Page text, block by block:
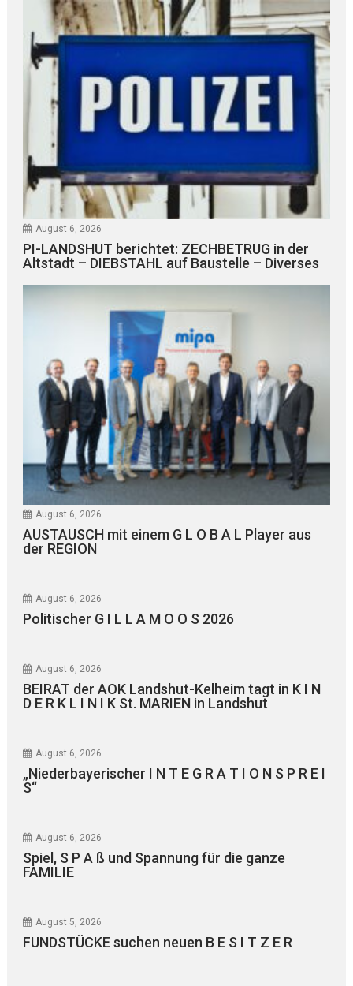
August 6, 2026
PI-LANDSHUT berichtet: ZECHBETRUG in der
Altstadt – DIEBSTAHL auf Baustelle – Diverses
August 6, 2026
AUSTAUSCH mit einem G L O B A L Player aus
der REGION
August 6, 2026
Politischer G I L L A M O O S 2026
August 6, 2026
BEIRAT der AOK Landshut-Kelheim tagt in K I N
D E R K L I N I K St. MARIEN in Landshut
August 6, 2026
„Niederbayerischer I N T E G R A T I O N S P R E I
S“
August 6, 2026
Spiel, S P A ß und Spannung für die ganze
FAMILIE
August 5, 2026
FUNDSTÜCKE suchen neuen B E S I T Z E R